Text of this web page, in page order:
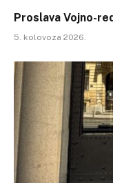
Proslava Vojno-
5. kolovoza 2026.